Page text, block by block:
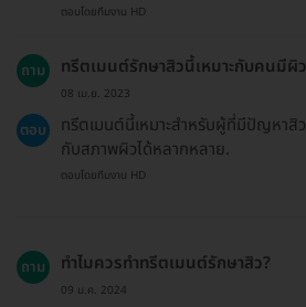
ตอบโดยทีมงาน HD
ถาม ทรีตเมนต์รักษาสิวนี้เหมาะกับคนมีผิว
08 เม.ย. 2023
ตอบ
ทรีตเมนต์นี้เหมาะสำหรับผู้ที่มีปัญหาสิว
กับสภาพผิวได้หลากหลาย.
ตอบโดยทีมงาน HD
ถาม ทำไมควรทำทรีตเมนต์รักษาสิว?
09 ม.ค. 2024